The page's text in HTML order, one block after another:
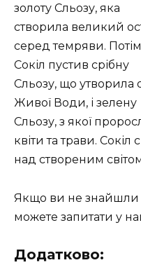
золоту Сльозу, яка
створила великий
серед темряви. Потім
Сокіл пустив срібну
Сльозу, що утворила
Живої Води, і зелену
Сльозу, з якої
квіти та трави. Сокіл
над створеним
Якщо ви не знайшли
можете запитати у
Додатково: